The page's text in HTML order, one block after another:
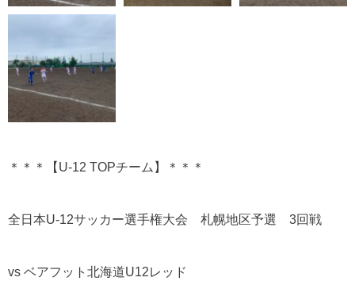
＊＊＊【U-12 TOPチーム】＊＊＊
全日本U-12サッカー選手権大会 札幌地区予選 3回戦
vs ベアフット北海道U12レッド